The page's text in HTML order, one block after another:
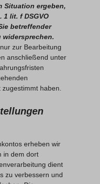
Situation ergeben,
1 lit. f DSGVO
betreffender
widersprechen.
zur Bearbeitung
anschließend unter
haben.
erheben wir
in dem dort
dient
zu verbessern und